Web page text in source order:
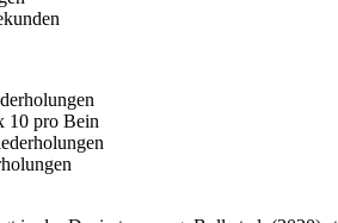
10 pro Bein